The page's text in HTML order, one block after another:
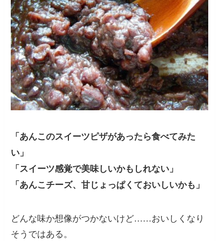
「あんこのスイーツピザがあったら食べてみた
い」
「スイーツ感覚で美味しいかもしれない」
「あんこチーズ、甘じょっぱくておいしいかも」
どんな味か想像がつかないけど……おいしくなり
そうではある。